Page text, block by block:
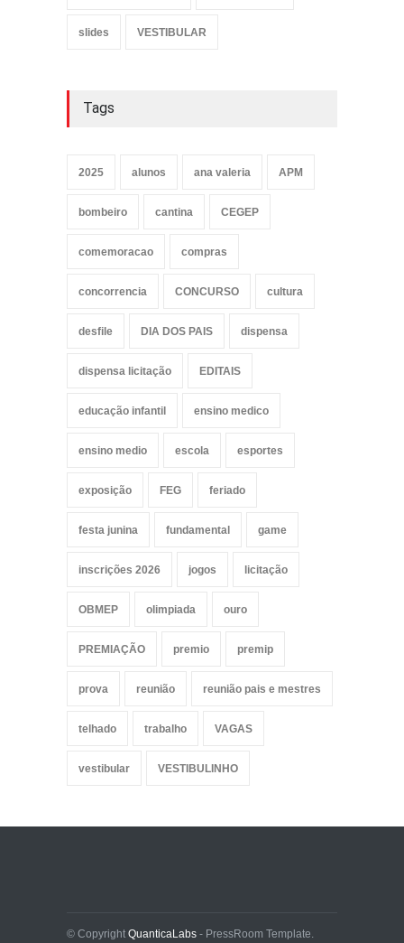
slides VESTIBULAR
Tags
2025 alunos ana valeria APM
bombeiro cantina CEGEP
comemoracao compras
concorrencia CONCURSO cultura
desfile DIA DOS PAIS dispensa
dispensa licitação EDITAIS
educação infantil ensino medico
ensino medio escola esportes
exposição FEG feriado
festa junina fundamental game
inscrições 2026 jogos licitação
OBMEP olimpiada ouro
PREMIAÇÃO premio premip
prova reunião reunião pais e mestres
telhado trabalho VAGAS
vestibular VESTIBULINHO
© Copyright QuanticaLabs - PressRoom Template.